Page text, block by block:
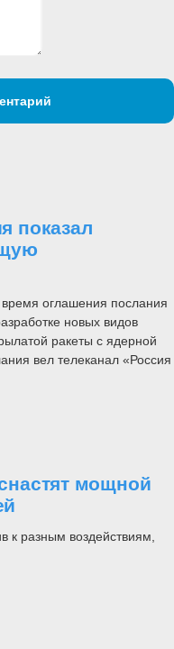
показал
оглашения послания
новых видов
ракеты с ядерной
вел телеканал «Россия
мощной
к разным воздействиям,